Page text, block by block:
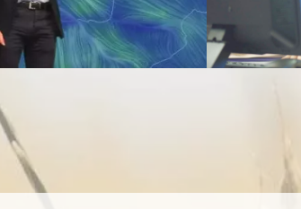
8°C
12°C